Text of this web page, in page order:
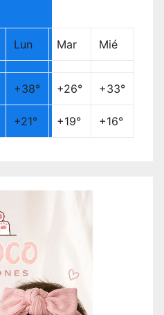
Lun Mar Mié
+38° +26° +33°
+21° +19° +16°